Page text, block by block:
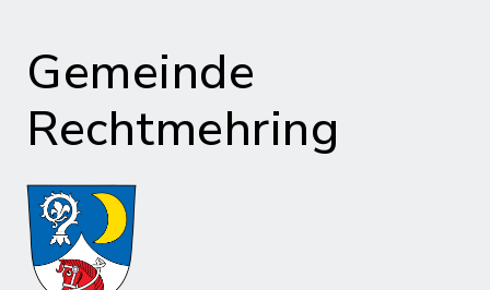
Gemeinde
Rechtmehring